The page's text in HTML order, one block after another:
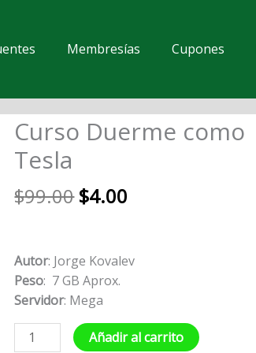
Membresías Cupones
Curso Duerme como
Tesla
$99.00
El
precio
era:
$99.00.
$4.00
El
precio
Autor: Jorge Kovalev
Peso: 7 GB Aprox.
Servidor: Mega
Curso
Duerme
como
Tesla
cantidad
Añadir al carrito